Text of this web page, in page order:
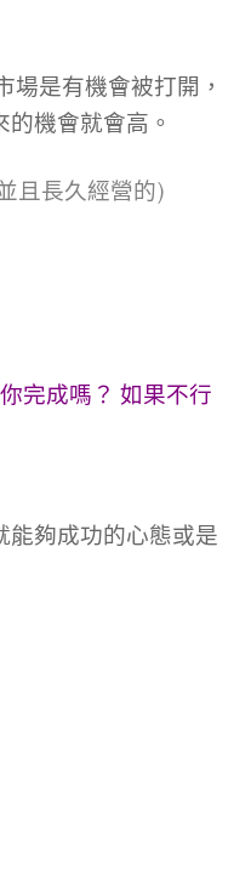
場是有機會被打開，
機會就會高。
且長久經營的)
完成嗎？ 如果不行
能夠成功的心態或是